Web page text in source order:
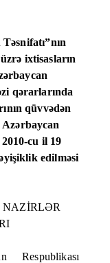
ixtisasların
qərarlarında
qüvvədən
Azərbaycan
cu il 19
edilməsi
NAZİRLƏR
Respublikası